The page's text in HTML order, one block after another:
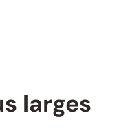
larges